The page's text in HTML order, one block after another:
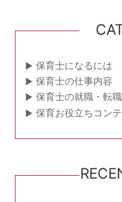
保育士になるには
保育士の仕事内容
保育士の就職・転
保育お役立ちコン